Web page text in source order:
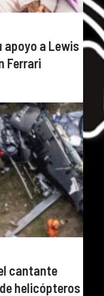
apoyo a Lewis
Ferrari
cantante
helicópteros